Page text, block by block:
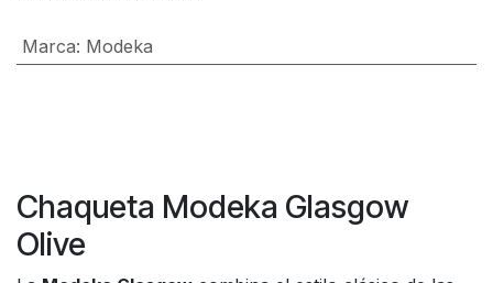
Marca: Modeka
Chaqueta Modeka Glasgow
Olive